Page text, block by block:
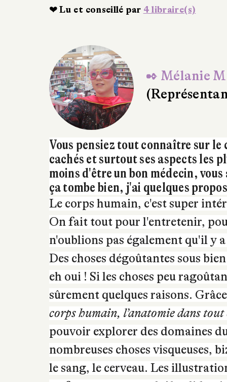
Illustrateur(s) :
Traduit de
Dossier de
Représentant La
❤ Lu et conseillé
✒ Mélanie
Vous pensiez tout connaître sur le
cachés et surtout ses aspects les
moins d'être un bon médecin,
ça tombe bien, j'ai quelques
Le corps humain, c'est super
On fait tout pour l'entretenir,
n'oublions pas également qu'il y
Des choses dégoûtantes sous
eh oui ! Si les choses peu